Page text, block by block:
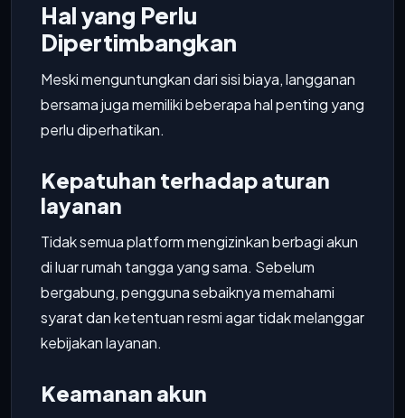
Hal yang Perlu
Dipertimbangkan
Meski menguntungkan dari sisi biaya, langganan
bersama juga memiliki beberapa hal penting yang
perlu diperhatikan.
Kepatuhan terhadap aturan
layanan
Tidak semua platform mengizinkan berbagi akun
di luar rumah tangga yang sama. Sebelum
bergabung, pengguna sebaiknya memahami
syarat dan ketentuan resmi agar tidak melanggar
kebijakan layanan.
Keamanan akun